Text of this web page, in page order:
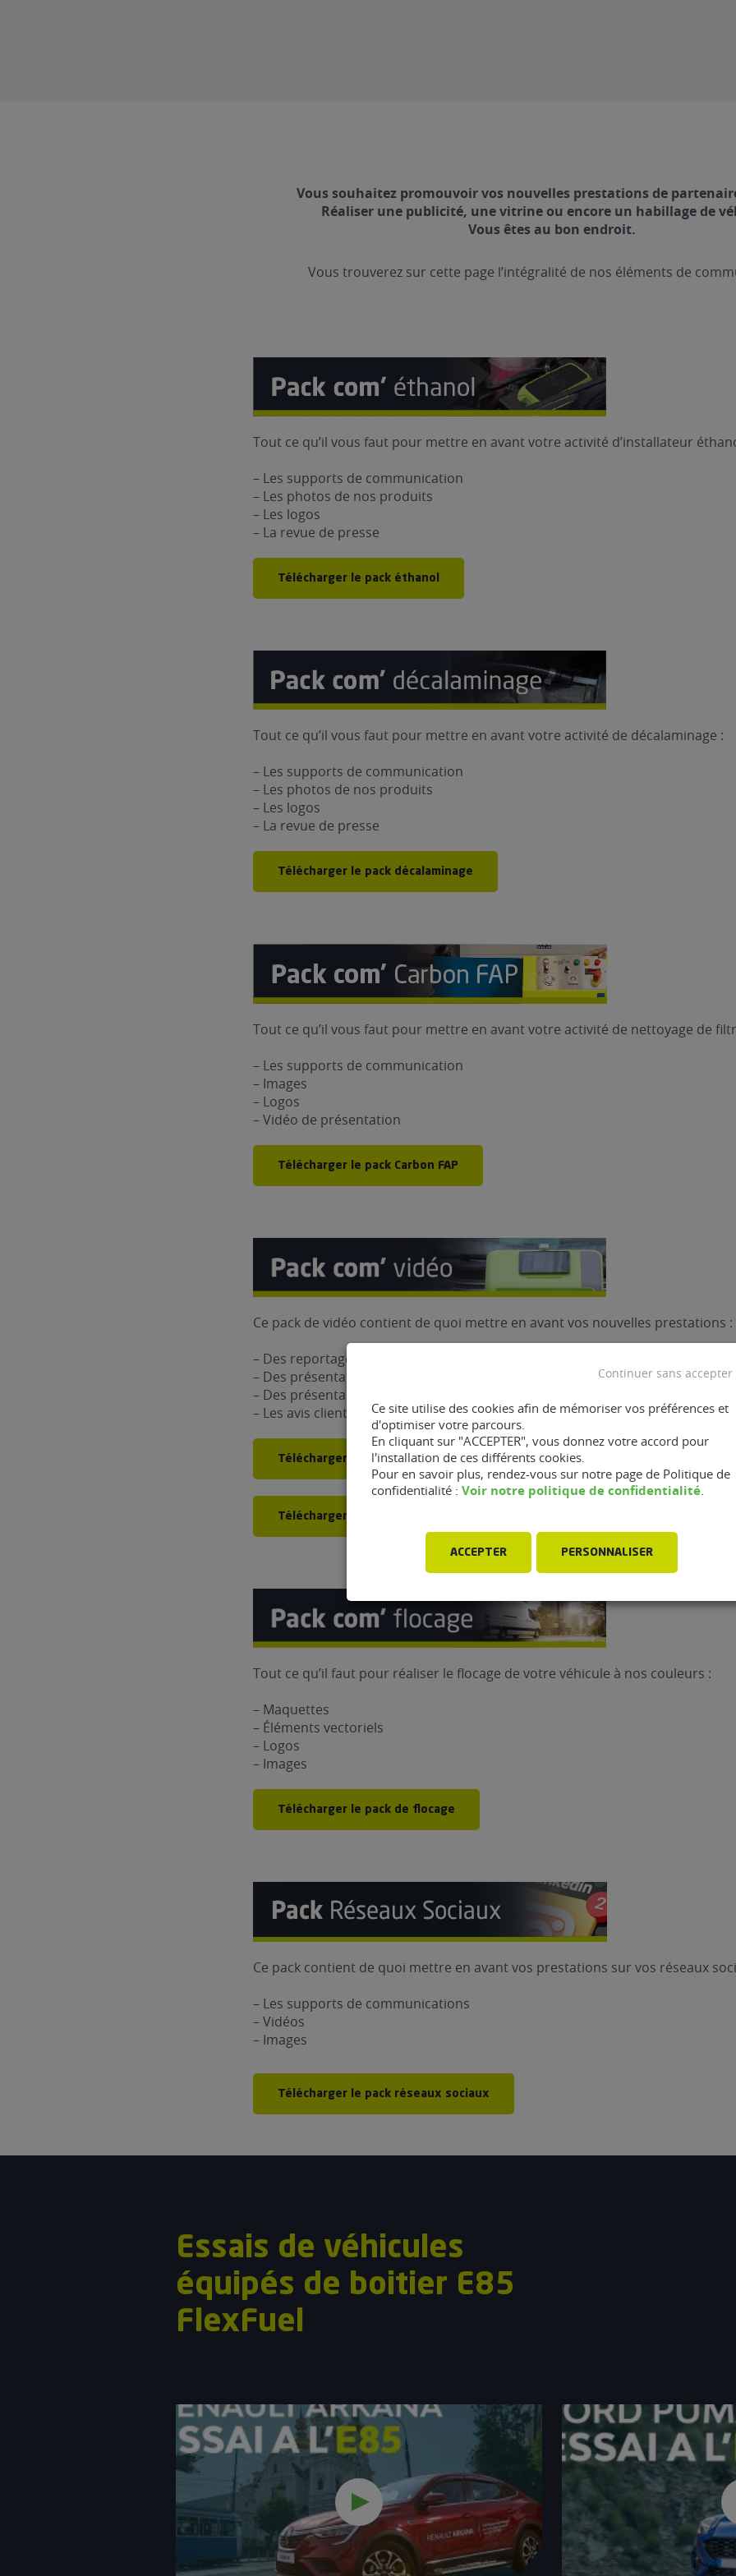
Vous souhaitez promouvoir vos nouvelles prestations de
Réaliser une publicité, une vitrine ou encore un habillage de
Vous êtes au bon endroit.
Vous trouverez sur cette page l’intégralité de nos éléments de
Tout ce qu’il vous faut pour mettre en avant votre activité d’installateur
– Les supports de communication
– Les photos de nos produits
– Les logos
– La revue de presse
Télécharger le pack éthanol
Tout ce qu’il vous faut pour mettre en avant votre activité de décalaminage :
– Les supports de communication
– Les photos de nos produits
– Les logos
– La revue de presse
Télécharger le pack décalaminage
Tout ce qu’il vous faut pour mettre en avant votre activité de nettoyage de
– Les supports de communication
– Images
– Logos
– Vidéo de présentation
Télécharger le pack Carbon FAP
Ce pack de vidéo contient de quoi mettre en avant vos nouvelles prestations :
– Des reportages
– Des présentations du décalaminage
– Des présentations de la conversion éthanol
– Les avis clients
Télécharger le pack de vidéo E85
Télécharger le pack de vidéo décalaminage
Tout ce qu’il faut pour réaliser le flocage de votre véhicule à nos couleurs :
– Maquettes
– Éléments vectoriels
– Logos
– Images
Télécharger le pack de flocage
Ce pack contient de quoi mettre en avant vos prestations sur vos réseaux
– Les supports de communications
– Vidéos
– Images
Télécharger le pack réseaux sociaux
Essais de véhicules
équipés de boitier E85
FlexFuel
Ce site utilise des cookies afin de mémoriser vos préférences et
d'optimiser votre parcours.
En cliquant sur "ACCEPTER", vous donnez votre accord pour
l'installation de ces différents cookies.
Pour en savoir plus, rendez-vous sur notre page de Politique de
confidentialité : Voir notre politique de confidentialité.
ACCEPTER PERSONNALISER
Continuer sans accepter